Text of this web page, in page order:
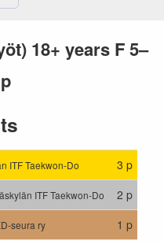
18+ years F 5–
ITF Taekwon-Do
3 p
ITF Taekwon-Do
2 p
seura ry 1 p